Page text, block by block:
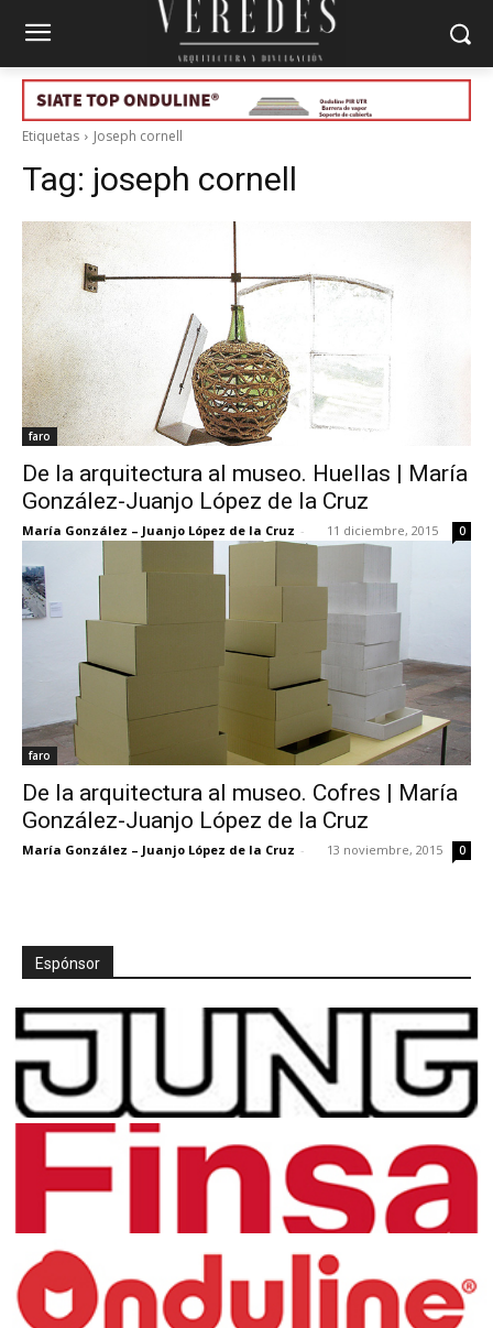
Etiquetas Joseph cornell
Tag: joseph cornell
faro
De la arquitectura al museo. Huellas | María
González-Juanjo López de la Cruz
María González – Juanjo López de la Cruz - 11 diciembre, 2015 0
faro
De la arquitectura al museo. Cofres | María
González-Juanjo López de la Cruz
María González – Juanjo López de la Cruz - 13 noviembre, 2015 0
Espónsor